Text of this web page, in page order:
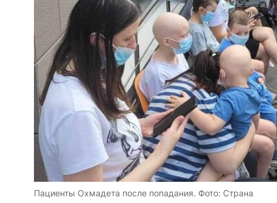
Пациенты Охмадета после попадания. Фото: Страна